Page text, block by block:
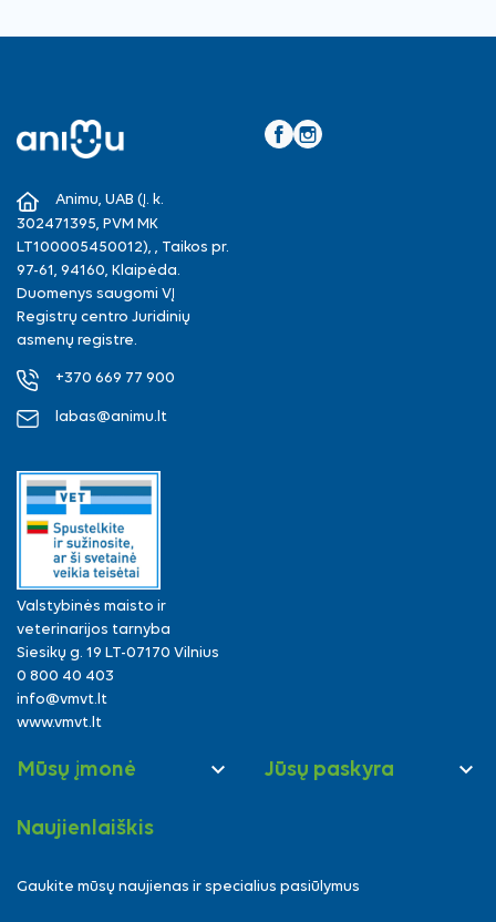
Animu, UAB (Į. k.
302471395, PVM MK
LT100005450012), , Taikos pr.
97-61, 94160, Klaipėda.
Duomenys saugomi VĮ
Registrų centro Juridinių
asmenų registre.
+370 669 77 900
labas@animu.lt
Valstybinės maisto ir
veterinarijos tarnyba
Siesikų g. 19 LT-07170 Vilnius
0 800 40 403
info@vmvt.lt
www.vmvt.lt
Mūsų įmonė  Jūsų paskyra 
Naujienlaiškis
Gaukite mūsų naujienas ir specialius pasiūlymus